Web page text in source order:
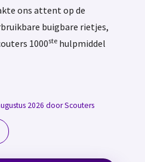
ons attent op de
buigbare rietjes,
1000ste hulpmiddel
2026 door Scouters